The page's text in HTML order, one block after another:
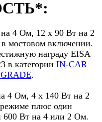
4 Ом, 12 х 90 Вт на 2
в мостовом включении.
награду EISA
в категории IN-CAR
.
4 Ом, 4 х 140 Вт на 2
плюсодин
600 Вт на 4 или 2 Ом.